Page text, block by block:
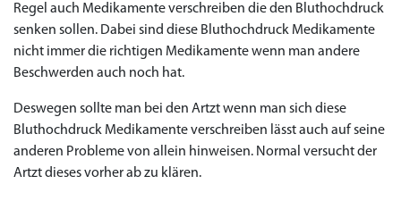
Regel auch Medikamente verschreiben die den Bluthochdruck
senken sollen. Dabei sind diese Bluthochdruck Medikamente
nicht immer die richtigen Medikamente wenn man andere
Beschwerden auch noch hat.
Deswegen sollte man bei den Artzt wenn man sich diese
Bluthochdruck Medikamente verschreiben lässt auch auf seine
anderen Probleme von allein hinweisen. Normal versucht der
Artzt dieses vorher ab zu klären.